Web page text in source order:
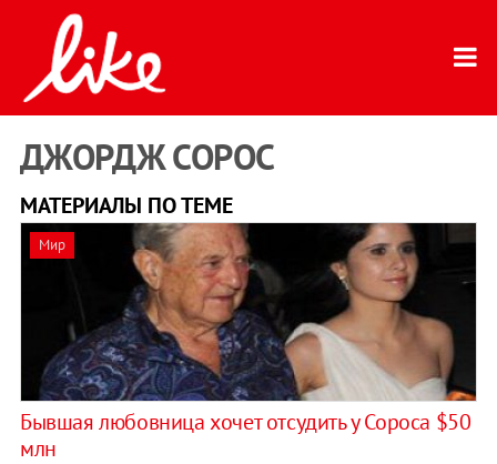
ДЖОРДЖ СОРОС
МАТЕРИАЛЫ ПО ТЕМЕ
Мир
Бывшая любовница хочет отсудить у Сороса $50
млн